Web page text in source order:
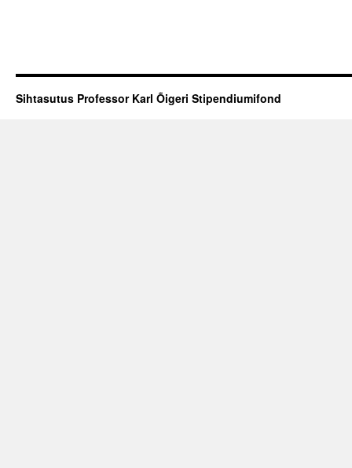
Sihtasutus Professor Karl Õigeri Stipendiumifond